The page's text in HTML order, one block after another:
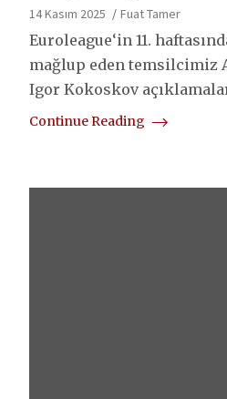
14 Kasım 2025 Fuat Tamer
Euroleague‘in 11.
mağlup eden temsilcimiz
Igor Kokoskov
Continue Reading